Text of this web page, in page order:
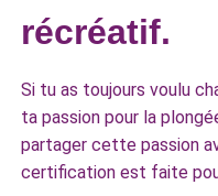
récréatif.
Si tu as toujours voulu
ta passion pour la
partager cette passion
certification est faite